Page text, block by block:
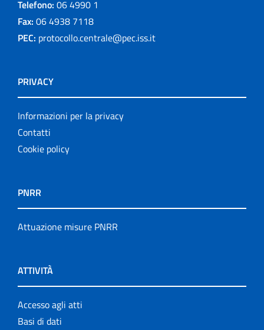
Telefono: 06 4990 1
Fax: 06 4938 7118
PEC: protocollo.centrale@pec.iss.it
PRIVACY
Informazioni per la privacy
Contatti
Cookie policy
PNRR
Attuazione misure PNRR
ATTIVITÀ
Accesso agli atti
Basi di dati